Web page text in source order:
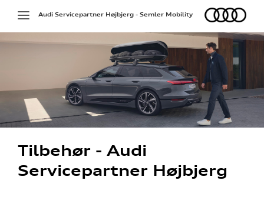
Toggle
navigation
Audi
Audi Servicepartner Højbjerg - Semler Mobility
Tilbehør - Audi
Servicepartner Højbjerg